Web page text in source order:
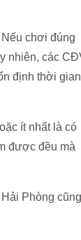
chơi đúng
nhiên, các
định thời gian
ít nhất là có
được đều mà
Phòng cũng